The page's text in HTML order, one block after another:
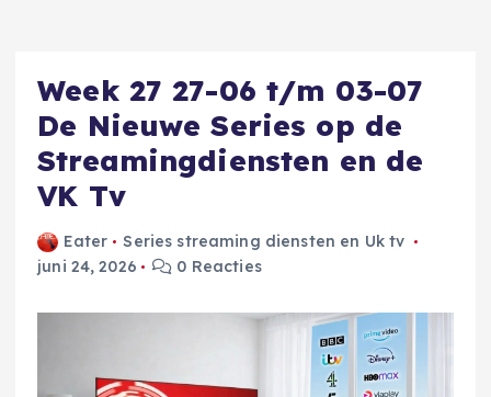
Week 27 27-06 t/m 03-07
De Nieuwe Series op de
Streamingdiensten en de
VK Tv
Eater
Series streaming diensten en Uk tv
juni 24, 2026
0 Reacties